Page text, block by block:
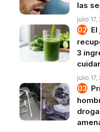
las
julio 17,
3
julio 17,